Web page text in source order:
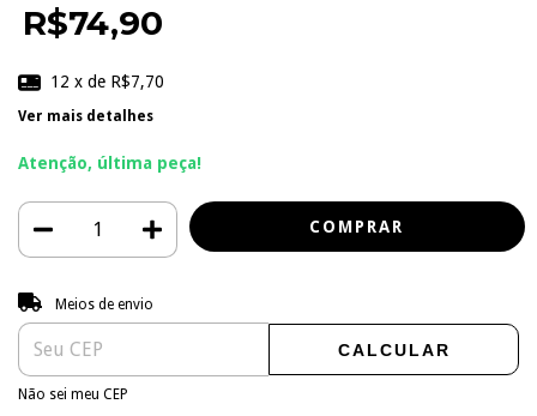
R$74,90
12 x de R$7,70
Ver mais detalhes
Atenção, última peça!
Entregas para o CEP:
Meios de envio
CALCULAR
Não sei meu CEP